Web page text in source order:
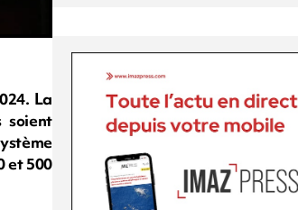
La
soient
et 500